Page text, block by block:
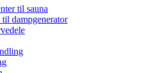
til sauna
til dampgenerator